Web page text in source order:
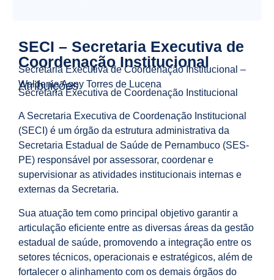
SECI – Secretaria Executiva de
Coordenação Institucional
Secretaria Executiva de Coordenação Institucional –
Waldenia Agny Torres de Lucena
Atribuições
Secretaria Executiva de Coordenação Institucional
A Secretaria Executiva de Coordenação Institucional
(SECI) é um órgão da estrutura administrativa da
Secretaria Estadual de Saúde de Pernambuco (SES-
PE) responsável por assessorar, coordenar e
supervisionar as atividades institucionais internas e
externas da Secretaria.
Sua atuação tem como principal objetivo garantir a
articulação eficiente entre as diversas áreas da gestão
estadual de saúde, promovendo a integração entre os
setores técnicos, operacionais e estratégicos, além de
fortalecer o alinhamento com os demais órgãos do